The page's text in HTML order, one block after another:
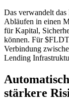
Das verwandelt
Abläufen in einen
für Kapital,
können. Für
Verbindung
Lending
stärkere